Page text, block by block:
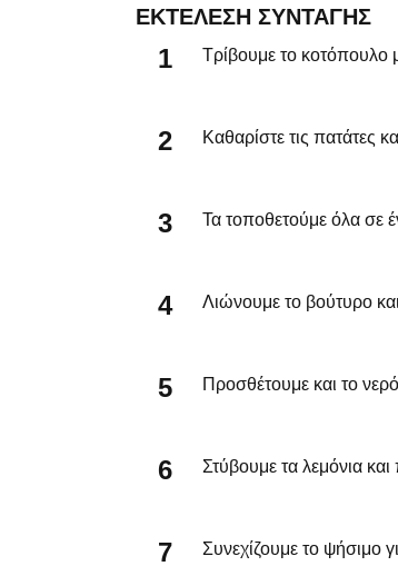
ΕΚΤΈΛΕΣΗ ΣΥΝΤΑΓΉΣ
Τρίβουμε το κοτόπουλο
Καθαρίστε τις πατάτες
Τα τοποθετούμε όλα σε
Λιώνουμε το βούτυρο
Προσθέτουμε και το
Στύβουμε τα λεμόνια
Συνεχίζουμε το ψήσιμο